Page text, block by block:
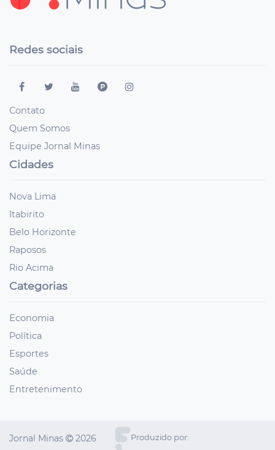
Redes sociais
Contato
Quem Somos
Equipe Jornal Minas
Cidades
Nova Lima
Itabirito
Belo Horizonte
Raposos
Rio Acima
Categorias
Economia
Política
Esportes
Saúde
Entretenimento
Jornal Minas 2026 Produzido por: